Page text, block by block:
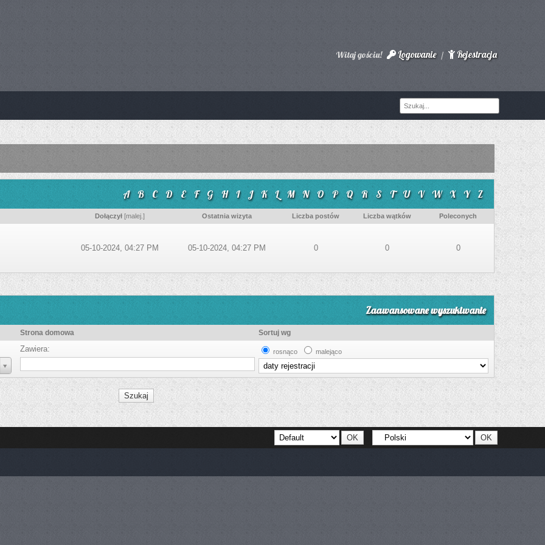
Witaj gościu! Logowanie / Rejestracja
A B C D E F G H I J K L M N O P Q R S T U V W X Y Z
Dołączył [malej. ] Ostatnia wizyta Liczba postów Liczba wątków Poleconych
05-10-2024, 04:27 PM 05-10-2024, 04:27 PM 0 0 0
Zaawansowane wyszukiwanie
Strona domowa Sortuj wg
Zawiera: rosnąco malejąco